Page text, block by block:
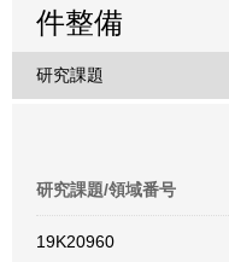
件整備
研究課題
研究課題/領域番号
19K20960